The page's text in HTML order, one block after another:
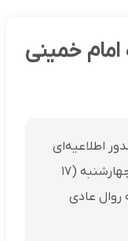
امام خمینی
اطلاعیه‌ای
اعلام کرد که از ساعت ۵ صبح امروز چهارشنبه (۱۷
روال عادی